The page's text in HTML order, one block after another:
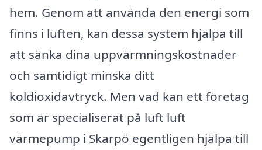
hem. Genom att använda den energi som
finns i luften, kan dessa system hjälpa till
att sänka dina uppvärmningskostnader
och samtidigt minska ditt
koldioxidavtryck. Men vad kan ett företag
som är specialiserat på luft luft
värmepump i Skarpö egentligen hjälpa till